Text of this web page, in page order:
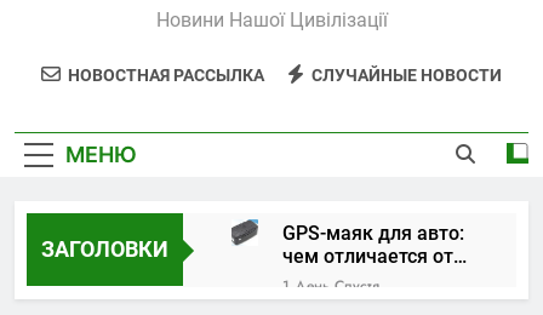
Новини Нашої Цивілізації
НОВОСТНАЯ РАССЫЛКА СЛУЧАЙНЫЕ НОВОСТИ
МЕНЮ
ЗАГОЛОВКИ
GPS-маяк для авто:
чем отличается от
трекера и как
выбрать устройство
1 День Спустя